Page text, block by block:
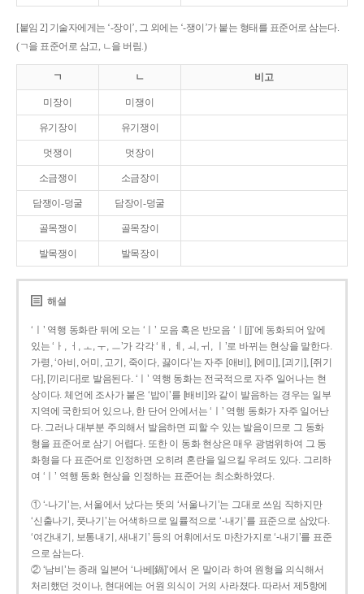
[붙임 2] 기술자에게는 ‘-장이’, 그 외에는 ‘-쟁이’가 붙는 형태를 표준어로 삼는다.
(ㄱ을 표준어로 삼고, ㄴ을 버림.)
ㄱ ㄴ 비고
미장이 미쟁이
유기장이 유기쟁이
멋쟁이 멋장이
소금쟁이 소금장이
담쟁이-덩굴 담장이-덩굴
골목쟁이 골목장이
발목쟁이 발목장이
해설
‘ㅣ’ 역행 동화란 뒤에 오는 ‘ㅣ’ 모음 혹은 반모음 ‘ㅣ[j]’에 동화되어 앞에
있는 ‘ㅏ, ㅓ, ㅗ, ㅜ, ㅡ’가 각각 ‘ㅐ, ㅔ, ㅚ, ㅟ, ㅣ’로 바뀌는 현상을 말한다.
가령, ‘아비, 어미, 고기, 죽이다, 끓이다’는 자주 [애비], [에미], [괴기], [쥐기
다], [끼리다]로 발음된다. ‘ㅣ’ 역행 동화는 전국적으로 자주 일어나는 현
상이다. 체언에 조사가 붙은 ‘밥이’를 [배비]와 같이 발음하는 경우는 일부
지역에 국한되어 있으나, 한 단어 안에서는 ‘ㅣ’ 역행 동화가 자주 일어난
다. 그러나 대부분 주의해서 발음하면 피할 수 있는 발음이므로 그 동화
형을 표준어로 삼기 어렵다. 또한 이 동화 현상은 매우 광범위하여 그 동
화형을 다 표준어로 인정하면 오히려 혼란을 일으킬 우려도 있다. 그리하
여 ‘ㅣ’ 역행 동화 현상을 인정하는 표준어는 최소화하였다.
① ‘-나기’는, 서울에서 났다는 뜻의 ‘서울나기’는 그대로 쓰임 직하지만
‘신출나기, 풋나기’는 어색하므로 일률적으로 ‘-내기’를 표준으로 삼았다.
‘여간내기, 보통내기, 새내기’ 등의 어휘에서도 마찬가지로 ‘-내기’를 표준
으로 삼는다.
② ‘남비’는 종래 일본어 ‘나베[鍋]’에서 온 말이라 하여 원형을 의식해서
처리했던 것이나, 현대에는 어원 의식이 거의 사라졌다. 따라서 제5항에